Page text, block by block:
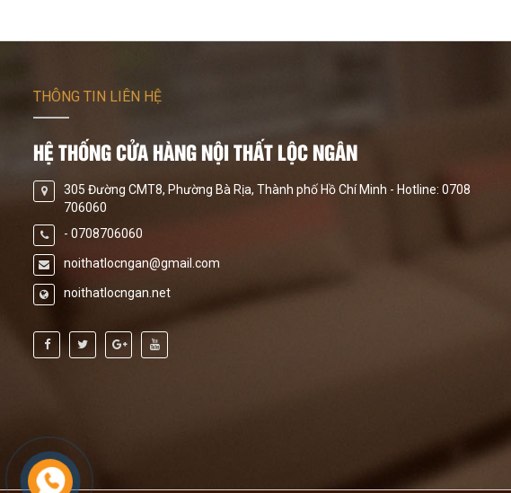
THÔNG TIN LIÊN HỆ
HỆ THỐNG CỬA HÀNG NỘI THẤT LỘC NGÂN
305 Đường CMT8, Phường Bà Rịa, Thành phố Hồ Chí Minh - Hotline: 0708
706060
- 0708706060
noithatlocngan@gmail.com
noithatlocngan.net